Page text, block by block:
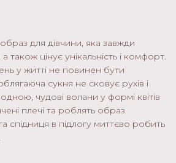
для дівчини, яка завжди
також цінує унікальність і комфорт.
у житті не повинен бути
сукня не сковує рухів і
чудові волани у формі квітів
плечі та роблять образ
спідниця в підлогу миттєво робить